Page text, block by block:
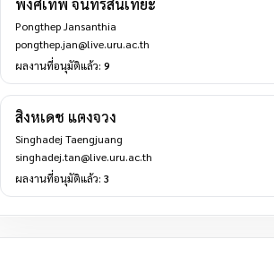
พงศ์เทพ จันทร์สันเทียะ
Pongthep Jansanthia
pongthep.jan@live.uru.ac.th
ผลงานที่อนุมัติแล้ว: 9
สิงหเดช แตงจวง
Singhadej Taengjuang
singhadej.tan@live.uru.ac.th
ผลงานที่อนุมัติแล้ว: 3